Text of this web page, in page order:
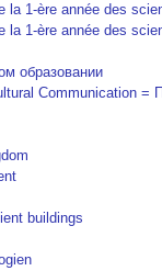
1-ère année des
la 1-ère année des
образовании
Communication =
buildings